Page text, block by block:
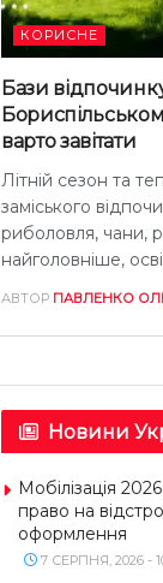
КОРИСНЕ
Бази
варто завітати
Літній сезон та
заміського
риболовля, чани,
найголовніше,
АВТОР ПАВЛЕНКО
Новини
Мобілізація
право на
оформлення
7 СЕРПНЯ, 2026 -